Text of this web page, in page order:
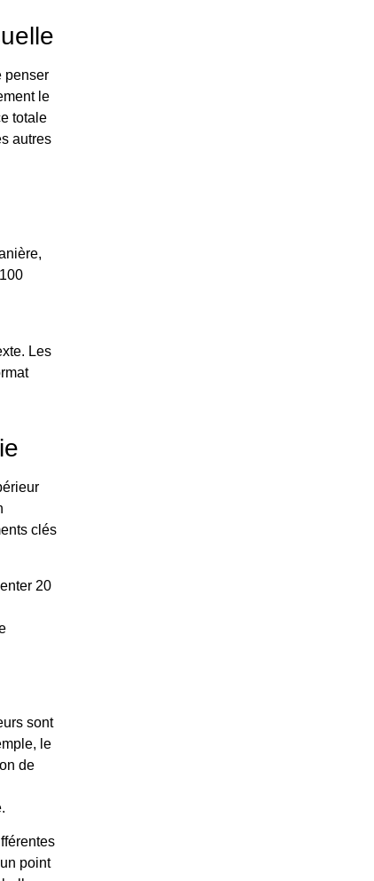
penser
le
totale
autres
Les
clés
20
sont
le
de
point